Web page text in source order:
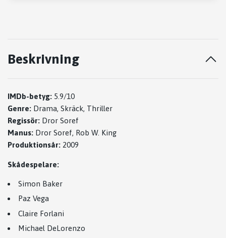
Beskrivning
IMDb-betyg: 5.9/10
Genre: Drama, Skräck, Thriller
Regissör: Dror Soref
Manus: Dror Soref, Rob W. King
Produktionsår: 2009
Skådespelare:
Simon Baker
Paz Vega
Claire Forlani
Michael DeLorenzo